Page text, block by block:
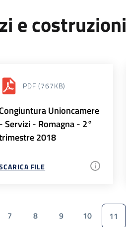
e
PDF (767KB)
Congiuntura Unioncamere
- Servizi - Romagna - 2°
2018
FILE
7 8 9 10 11